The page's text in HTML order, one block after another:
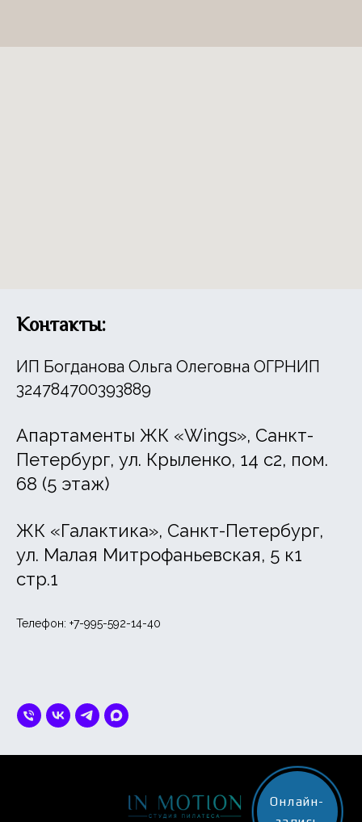
Контакты:
ИП Богданова Ольга Олеговна ОГРНИП
324784700393889
Апартаменты ЖК «Wings», Санкт-
Петербург, ул. Крыленко, 14 с2, пом.
68 (5 этаж)
ЖК «Галактика», Санкт-Петербург,
ул. Малая Митрофаньевская, 5 к1
стр.1
Телефон: +7-995-592-14-40
Онлайн-